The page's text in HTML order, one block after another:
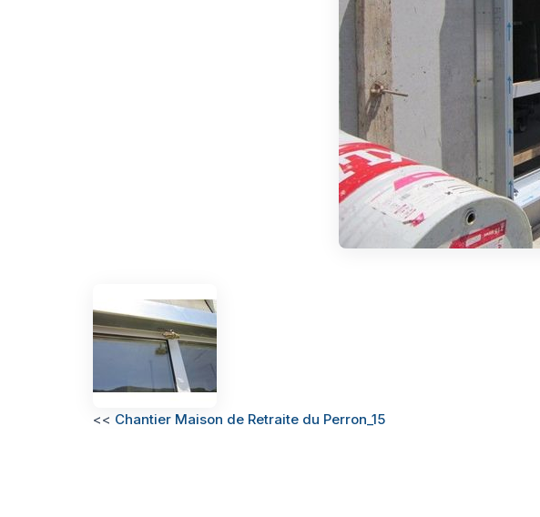
<< Chantier Maison de Retraite du Perron_15